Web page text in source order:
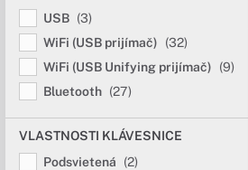
USB (3)
WiFi (USB prijímač)
(32)
WiFi (USB Unifying prijímač)
(9)
Bluetooth (27)
VLASTNOSTI KLÁVESNICE
Podsvietená
(2)